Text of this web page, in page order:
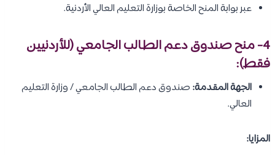
عبر بوابة المنح الخاصة بوزارة التعليم العالي الأردنية.
4- منح صندوق دعم الطالب الجامعي (للأردنيين
فقط):
الجهة المقدمة: صندوق دعم الطالب الجامعي / وزارة التعليم
العالي.
المزايا: